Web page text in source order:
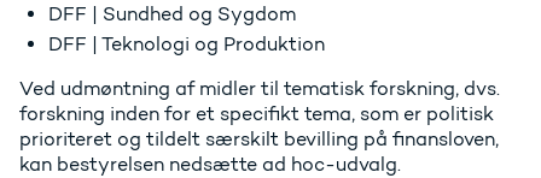
DFF | Sundhed og Sygdom
DFF | Teknologi og Produktion
Ved udmøntning af midler til tematisk forskning, dvs.
forskning inden for et specifikt tema, som er politisk
prioriteret og tildelt særskilt bevilling på finansloven,
kan bestyrelsen nedsætte ad hoc-udvalg.